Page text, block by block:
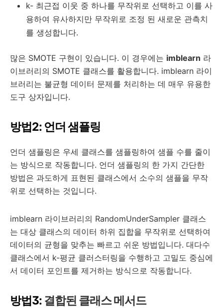
k- 최근접 이웃 중 하나를 무작위로 선택하고 이를 사
용하여 유사하지만 무작위로 조정 된 새로운 관측치
를 생성합니다.
많은 SMOTE 구현이 있습니다. 이 경우에는 imblearn 라
이브러리의 SMOTE 클래스를 활용합니다. imblearn 라이
브러리는 불균형 데이터 문제를 처리하는 데 매우 유용한
도구 상자입니다.
방법2: 언더 샘플링
언더 샘플링은 우세 클래스를 샘플링하여 샘플 수를 줄이
는 방식으로 작동합니다. 언더 샘플링의 한 가지 간단한
방법은 과도하게 표현된 클래스에서 소수의 샘플을 무작
위로 선택하는 것입니다.
imblearn 라이브러리의 RandomUnderSampler 클래스
는 대상 클래스의 데이터 하위 집합을 무작위로 선택하여
데이터의 균형을 맞추는 빠르고 쉬운 방법입니다. 대다수
클래스에서 k-평균 클러스터링을 수행하고 고밀도 중심에
서 데이터 포인트를 제거하는 방식으로 작동합니다.
방법3: 결합된 클래스 메서드